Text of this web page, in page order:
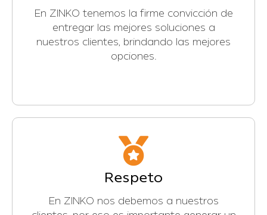
En ZINKO tenemos la firme convicción de
entregar las mejores soluciones a
nuestros clientes, brindando las mejores
opciones.
Respeto
En ZINKO nos debemos a nuestros